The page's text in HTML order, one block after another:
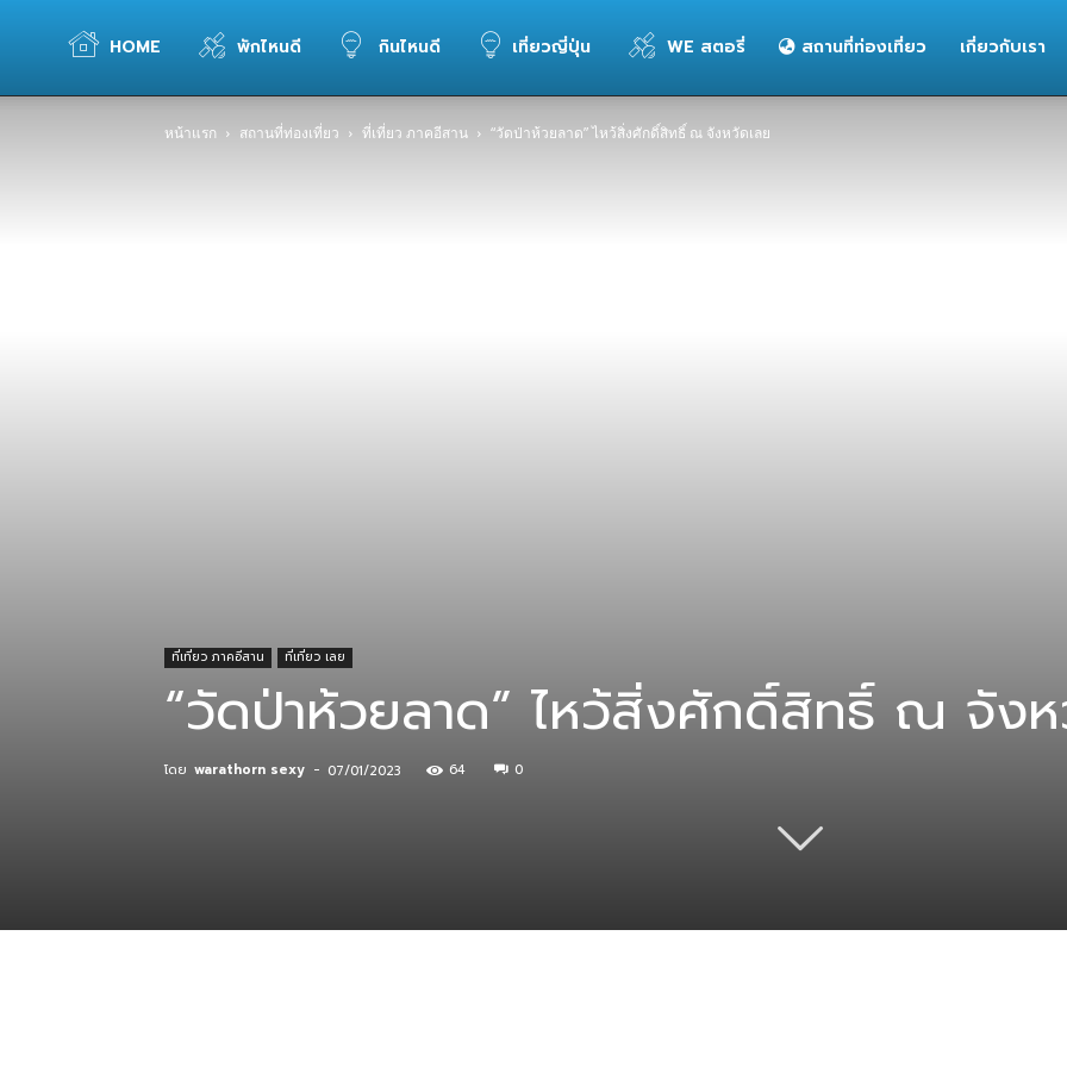
WELOVETOGO
HOME พักไหนดี กินไหนดี เที่ยวญี่ปุ่น WE สตอรี่ สถานที่ท่องเที่ยว เกี่ยวกับเรา
หน้าแรก สถานที่ท่องเที่ยว ที่เที่ยว ภาคอีสาน “วัดป่าห้วยลาด” ไหว้สิ่งศักดิ์สิทธิ์ ณ จังหวัดเลย
ที่เที่ยว ภาคอีสาน ที่เที่ยว เลย
“วัดป่าห้วยลาด” ไหว้สิ่งศักดิ์สิทธิ์ ณ จังห
โดย warathorn sexy - 07/01/2023 64 0